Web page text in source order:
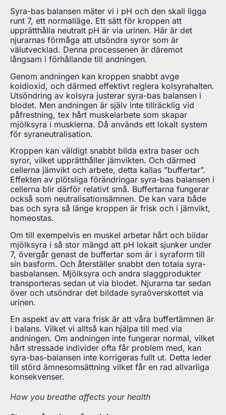
Syra-bas balansen mäter vi i pH och den skall ligga
runt 7, ett normalläge. Ett sätt för kroppen att
upprätthålla neutralt pH är via urinen. Här är det
njurarnas förmåga att utsöndra syror som är
välutvecklad. Denna processenen är däremot
långsam i förhållande till andningen.
Genom andningen kan kroppen snabbt avge
koldioxid, och därmed effektivt reglera kolsyrahalten.
Utsöndring av kolsyra justerar syra-bas balansen i
blodet. Men andningen är själv inte tillräcklig vid
påfrestning, tex hårt muskelarbete som skapar
mjölksyra i musklerna. Då används ett lokalt system
för syraneutralisation.
Kroppen kan väldigt snabbt bilda extra baser och
syror, vilket upprätthåller jämvikten. Och därmed
cellerna jämvikt och arbete, detta kallas ”buffertar”.
Effekten av plötsliga förändringar syra-bas balansen i
cellerna blir därför relativt små. Buffertarna fungerar
också som neutralisationsämnen. De kan vara både
bas och syra så länge kroppen är frisk och i jämvikt,
homeostas.
Om till exempelvis en muskel arbetar hårt och bildar
mjölksyra i så stor mängd att pH lokalt sjunker under
7, övergår genast de buffertar som är i syraform till
sin basform. Och återställer snabbt den totala syra-
basbalansen. Mjölksyra och andra slaggprodukter
transporteras sedan ut via blodet. Njurarna tar sedan
över och utsöndrar det bildade syraöverskottet via
urinen.
En aspekt av att vara frisk är att våra buffertämnen är
i balans. Vilket vi alltså kan hjälpa till med via
andningen. Om andningen inte fungerar normal, vilket
hårt stressade individer ofta får problem med, kan
syra-bas-balansen inte korrigeras fullt ut. Detta leder
till störd ämnesomsättning vilket får en rad allvarliga
konsekvenser.
How you breathe affects your health